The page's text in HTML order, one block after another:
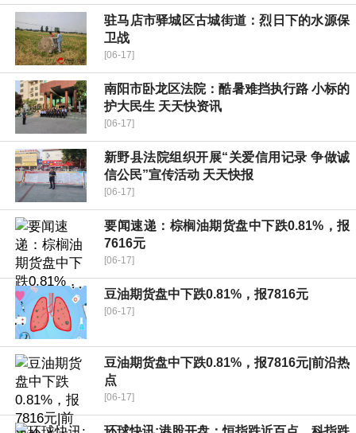
驻马店市驿城区古城街道：烈日下的水源保
卫战
[06-17]
南阳市卧龙区法院：酷暑难挡执行路 小标的
护大民生 天天快资讯
[06-17]
新野县法院组织开展“关爱信用记录 争做诚
信公民”宣传活动 天天快报
[06-17]
要闻速递：棕榈油期货盘中下跌0.81%，报
7616元
[06-17]
豆油期货盘中下跌0.81%，报7816元
[06-17]
豆油期货盘中下跌0.81%，报7816元|前沿热
点
[06-17]